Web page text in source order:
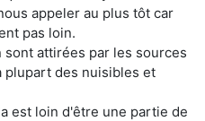
appeler au plus tôt car
pas loin.
sont attirées par les sources
plupart des nuisibles et
est loin d'être une partie de